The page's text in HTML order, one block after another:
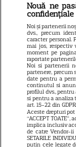
Nouă ne
confidențiale
Noi și partenerii
dvs., precum
caracter personal.
mai jos,
moment pe
raportate
Noi si partenerii
partenere, precum
date pentru a
continutul si
profilul dvs.,
si pentru a analiza
art. 15-22 din
Aceste drepturi
“ACCEPT
implica inclusiv
de catre Vendor-ii
SETARILE
putin cele legate